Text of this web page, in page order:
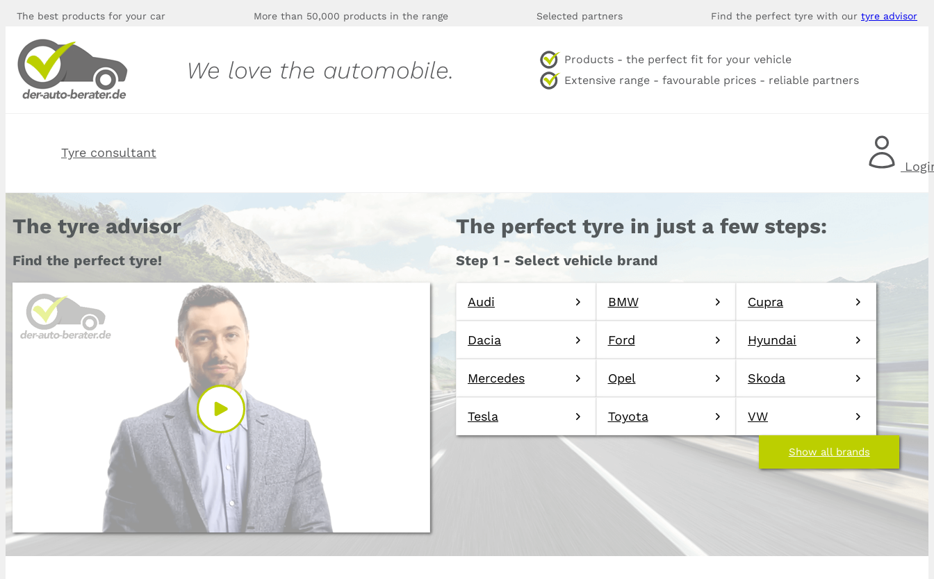
The best products for your car More than 50,000 products in the range Selected partners Find the perfect tyre with our tyre advisor
We love the automobile.
Products - the perfect fit for your vehicle
Extensive range - favourable prices - reliable partners
Tyre consultant
The tyre advisor
Find the perfect tyre!
The perfect tyre in just a few steps:
Step 1 - Select vehicle brand
Audi BMW Cupra
Dacia Ford Hyundai
Mercedes Opel Skoda
Tesla Toyota VW
Show all brands